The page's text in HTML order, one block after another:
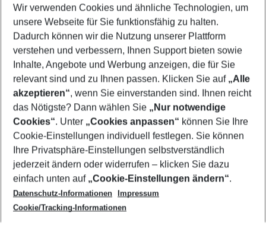
2 Erwachsene Keine Kinder
Mehr Filter anzeigen
Footer
Footer navigation
Über uns
AGB
Cookie-Einstellungen ändern
Cookie-Richtlinie
Datenschutz
Service & Hilfe
Barrierefreies Reisen
Check-in
Folgen Sie uns
Wir verwenden Cookies und ähnliche Technologien, um
unsere Webseite für Sie funktionsfähig zu halten.
Dadurch können wir die Nutzung unserer Plattform
verstehen und verbessern, Ihnen Support bieten sowie
Inhalte, Angebote und Werbung anzeigen, die für Sie
relevant sind und zu Ihnen passen. Klicken Sie auf „Alle
akzeptieren“, wenn Sie einverstanden sind. Ihnen reicht
das Nötigste? Dann wählen Sie „Nur notwendige
Cookies“. Unter „Cookies anpassen“ können Sie Ihre
Cookie-Einstellungen individuell festlegen. Sie können
Ihre Privatsphäre-Einstellungen selbstverständlich
jederzeit ändern oder widerrufen – klicken Sie dazu
einfach unten auf „Cookie-Einstellungen ändern“.
Datenschutz-Informationen
Impressum
Cookie/Tracking-Informationen